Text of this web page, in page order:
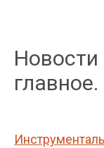
главное.